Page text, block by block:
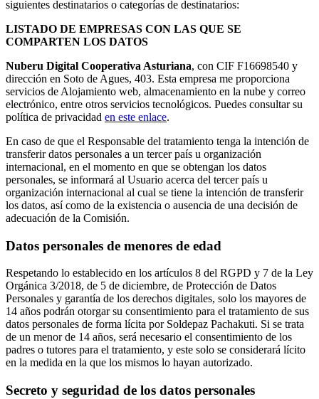
siguientes destinatarios o categorías de destinatarios:
LISTADO DE EMPRESAS CON LAS QUE SE
COMPARTEN LOS DATOS
Nuberu Digital Cooperativa Asturiana, con CIF F16698540 y
dirección en Soto de Agues, 403. Esta empresa me proporciona
servicios de Alojamiento web, almacenamiento en la nube y correo
electrónico, entre otros servicios tecnológicos. Puedes consultar su
política de privacidad en este enlace.
En caso de que el Responsable del tratamiento tenga la intención de
transferir datos personales a un tercer país u organización
internacional, en el momento en que se obtengan los datos
personales, se informará al Usuario acerca del tercer país u
organización internacional al cual se tiene la intención de transferir
los datos, así como de la existencia o ausencia de una decisión de
adecuación de la Comisión.
Datos personales de menores de edad
Respetando lo establecido en los artículos 8 del RGPD y 7 de la Ley
Orgánica 3/2018, de 5 de diciembre, de Protección de Datos
Personales y garantía de los derechos digitales, solo los mayores de
14 años podrán otorgar su consentimiento para el tratamiento de sus
datos personales de forma lícita por Soldepaz Pachakuti. Si se trata
de un menor de 14 años, será necesario el consentimiento de los
padres o tutores para el tratamiento, y este solo se considerará lícito
en la medida en la que los mismos lo hayan autorizado.
Secreto y seguridad de los datos personales